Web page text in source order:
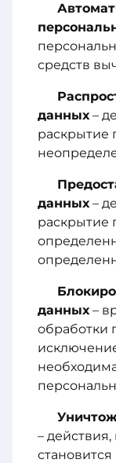
средств
данных–
раскрытие
данных–
раскрытие
данных–
обработки
– действия,